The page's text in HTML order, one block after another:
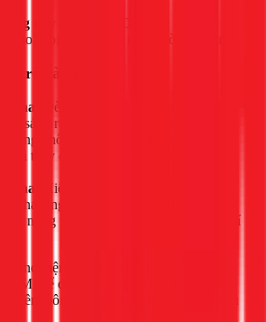
dây dẫn kém:
Dây dẫn lão hóa, bị
hoặc bị ăn mòn do môi trường ẩm ướt.
rõ ràng
pha:
Đèn huỳnh quang, đèn LED chớp
lúc sáng rực lên, lúc lại tối om. Các thiết
động không ổn định. Dùng bút thử điện
thấy đèn báo sáng (bình thường sẽ
pha:
Hiện tượng mất cân bằng pha rõ
pha tăng giảm đột ngột. Các động cơ 3
ì, nóng và phát ra tiếng kêu lạ, thậm chí
thợ điện chuyên nghiệp sẽ sử dụng
để đo điện áp giữa các dây. Việc
môn cao và trang bị bảo hộ đầy đủ